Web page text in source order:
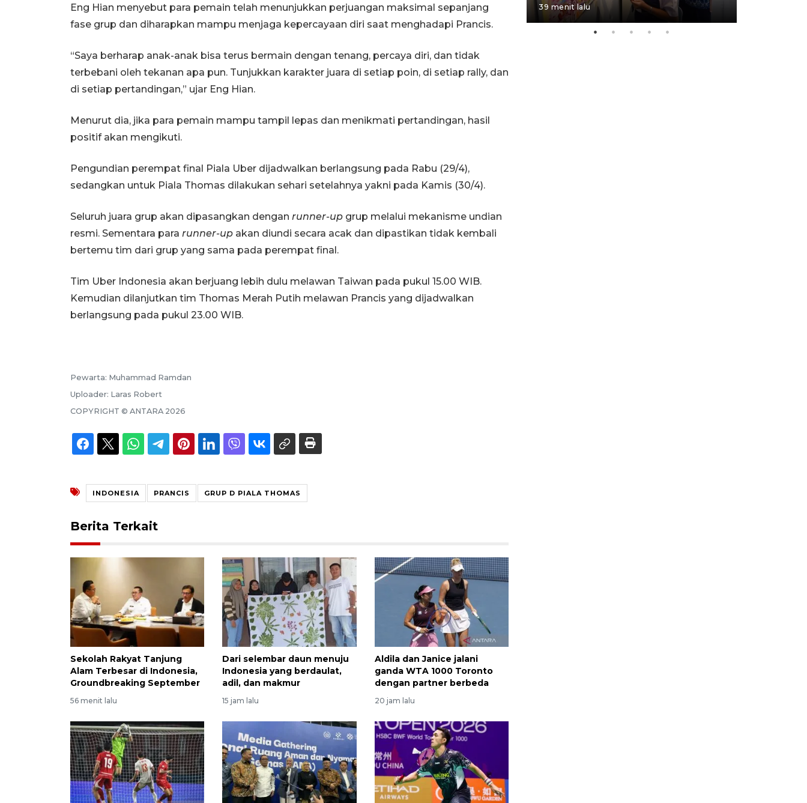
Eng Hian menyebut para pemain telah menunjukkan perjuangan maksimal sepanjang
fase grup dan diharapkan mampu menjaga kepercayaan diri saat menghadapi Prancis.
“Saya berharap anak-anak bisa terus bermain dengan tenang, percaya diri, dan tidak
terbebani oleh tekanan apa pun. Tunjukkan karakter juara di setiap poin, di setiap rally, dan
di setiap pertandingan,” ujar Eng Hian.
Menurut dia, jika para pemain mampu tampil lepas dan menikmati pertandingan, hasil
positif akan mengikuti.
Pengundian perempat final Piala Uber dijadwalkan berlangsung pada Rabu (29/4),
sedangkan untuk Piala Thomas dilakukan sehari setelahnya yakni pada Kamis (30/4).
Seluruh juara grup akan dipasangkan dengan runner-up grup melalui mekanisme undian
resmi. Sementara para runner-up akan diundi secara acak dan dipastikan tidak kembali
bertemu tim dari grup yang sama pada perempat final.
Tim Uber Indonesia akan berjuang lebih dulu melawan Taiwan pada pukul 15.00 WIB.
Kemudian dilanjutkan tim Thomas Merah Putih melawan Prancis yang dijadwalkan
berlangsung pada pukul 23.00 WIB.
Pewarta: Muhammad Ramdan
Uploader: Laras Robert
COPYRIGHT © ANTARA 2026
INDONESIA PRANCIS GRUP D PIALA THOMAS
Berita Terkait
Sekolah Rakyat Tanjung
Alam Terbesar di Indonesia,
Groundbreaking September
56 menit lalu
Dari selembar daun menuju
Indonesia yang berdaulat,
adil, dan makmur
15 jam lalu
Aldila dan Janice jalani
ganda WTA 1000 Toronto
dengan partner berbeda
20 jam lalu
23 jam lalu 39 menit lalu